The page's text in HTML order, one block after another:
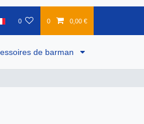
0 0 0,00 €
de barman